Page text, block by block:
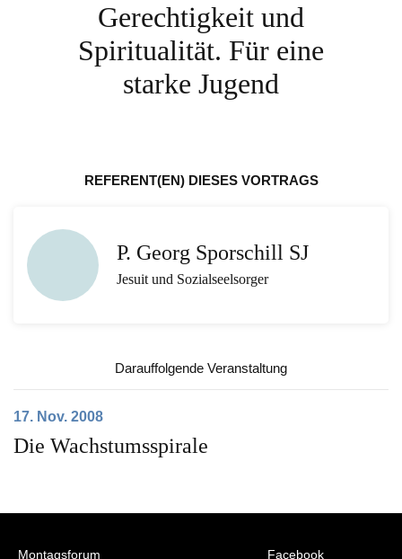
Gerechtigkeit und
Spiritualität. Für eine
starke Jugend
REFERENT(EN) DIESES VORTRAGS
P. Georg Sporschill SJ
Jesuit und Sozialseelsorger
Darauffolgende Veranstaltung
17. Nov. 2008
Die Wachstumsspirale
Montagsforum Facebook